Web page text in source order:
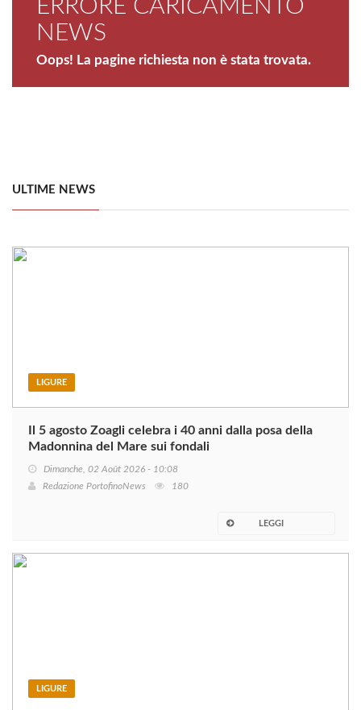
ERRORE CARICAMENTO
NEWS
Oops! La pagine richiesta non è stata trovata.
ULTIME NEWS
LIGURE
Il 5 agosto Zoagli celebra i 40 anni dalla posa della
Madonnina del Mare sui fondali
Dimanche, 02 Août 2026 - 10:08
Redazione PortofinoNews
180
LEGGI
LIGURE